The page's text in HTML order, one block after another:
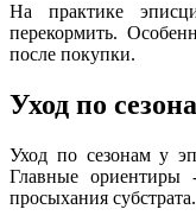
На практике
перекормить.
после покупки.
Уход по
Уход по сезонам у
Главные ориентиры
просыхания субстрата.